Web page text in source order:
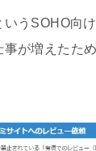
うSOHO向
事が増えたた